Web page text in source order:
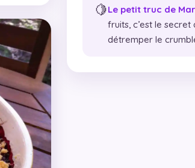
🍋Le petit truc de
fruits, c’est le secret
détremper le